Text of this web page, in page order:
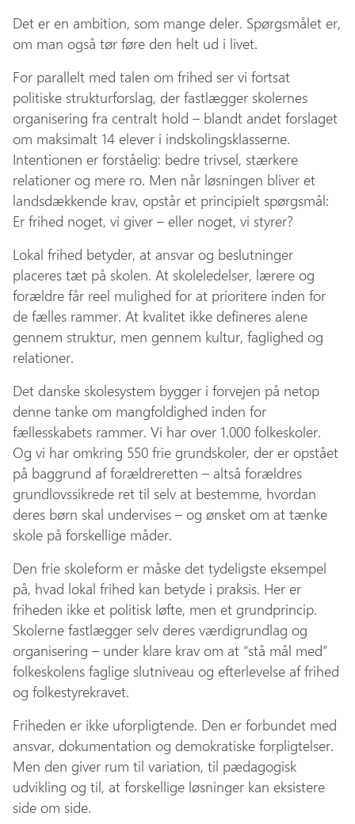
Det er en ambition, som mange deler. Spørgsmålet er,
om man også tør føre den helt ud i livet.
For parallelt med talen om frihed ser vi fortsat
politiske strukturforslag, der fastlægger skolernes
organisering fra centralt hold – blandt andet forslaget
om maksimalt 14 elever i indskolingsklasserne.
Intentionen er forståelig: bedre trivsel, stærkere
relationer og mere ro. Men når løsningen bliver et
landsdækkende krav, opstår et principielt spørgsmål:
Er frihed noget, vi giver – eller noget, vi styrer?
Lokal frihed betyder, at ansvar og beslutninger
placeres tæt på skolen. At skoleledelser, lærere og
forældre får reel mulighed for at prioritere inden for
de fælles rammer. At kvalitet ikke defineres alene
gennem struktur, men gennem kultur, faglighed og
relationer.
Det danske skolesystem bygger i forvejen på netop
denne tanke om mangfoldighed inden for
fællesskabets rammer. Vi har over 1.000 folkeskoler.
Og vi har omkring 550 frie grundskoler, der er opstået
på baggrund af forældreretten – altså forældres
grundlovssikrede ret til selv at bestemme, hvordan
deres børn skal undervises – og ønsket om at tænke
skole på forskellige måder.
Den frie skoleform er måske det tydeligste eksempel
på, hvad lokal frihed kan betyde i praksis. Her er
friheden ikke et politisk løfte, men et grundprincip.
Skolerne fastlægger selv deres værdigrundlag og
organisering – under klare krav om at “stå mål med”
folkeskolens faglige slutniveau og efterlevelse af frihed
og folkestyrekravet.
Friheden er ikke uforpligtende. Den er forbundet med
ansvar, dokumentation og demokratiske forpligtelser.
Men den giver rum til variation, til pædagogisk
udvikling og til, at forskellige løsninger kan eksistere
side om side.